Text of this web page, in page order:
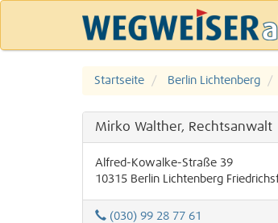
Startseite Berlin Lichtenberg
Mirko Walther, Rechtsanwalt
Alfred-Kowalke-Straße 39
10315 Berlin Lichtenberg
(030) 99 28 77 61